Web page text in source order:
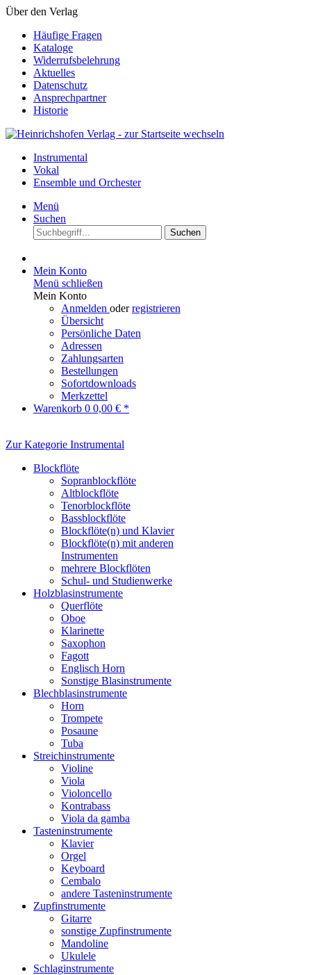
Über den Verlag
Häufige Fragen
Kataloge
Widerrufsbelehrung
Aktuelles
Datenschutz
Ansprechpartner
Historie
Instrumental
Vokal
Ensemble und Orchester
Menü
Suchen
Suchen
Mein Konto
Menü schließen
Mein Konto
Anmelden oderregistrieren
Übersicht
Persönliche Daten
Adressen
Zahlungsarten
Bestellungen
Sofortdownloads
Merkzettel
Warenkorb 0 0,00 € *
Zur Kategorie Instrumental
Blockflöte
Sopranblockflöte
Altblockflöte
Tenorblockflöte
Bassblockflöte
Blockflöte(n) und Klavier
Blockflöte(n) mit anderen
Instrumenten
mehrere Blockflöten
Schul- und Studienwerke
Holzblasinstrumente
Querflöte
Oboe
Klarinette
Saxophon
Fagott
Englisch Horn
Sonstige Blasinstrumente
Blechblasinstrumente
Horn
Trompete
Posaune
Tuba
Streichinstrumente
Violine
Viola
Violoncello
Kontrabass
Viola da gamba
Tasteninstrumente
Klavier
Orgel
Keyboard
Cembalo
andere Tasteninstrumente
Zupfinstrumente
Gitarre
sonstige Zupfinstrumente
Mandoline
Ukulele
Schlaginstrumente